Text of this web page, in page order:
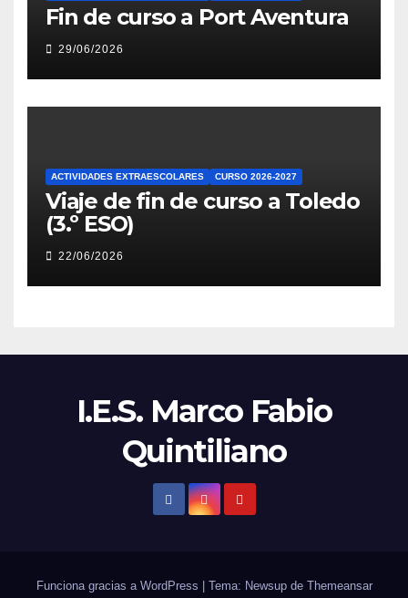
Fin de curso a Port Aventura
29/06/2026
ACTIVIDADES EXTRAESCOLARES CURSO 2026-2027
Viaje de fin de curso a Toledo
(3.º ESO)
22/06/2026
I.E.S. Marco Fabio
Quintiliano
Funciona gracias a WordPress | Tema: Newsup de Themeansar